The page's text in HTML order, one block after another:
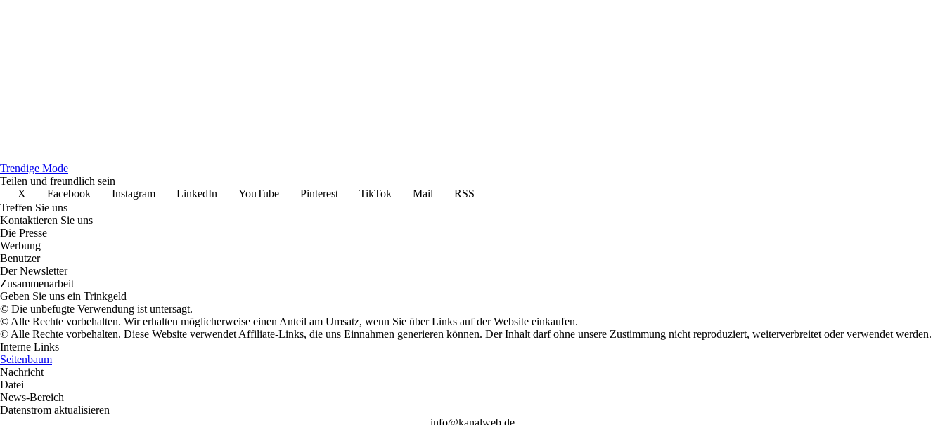
Trendige Mode
Teilen und freundlich sein
X
Facebook Instagram LinkedIn YouTube Pinterest TikTok Mail
RSS
Treffen Sie uns
Kontaktieren Sie uns
Die Presse
Werbung
Benutzer
Der Newsletter
Zusammenarbeit
Geben Sie uns ein Trinkgeld
© Die unbefugte Verwendung ist untersagt.
© Alle Rechte vorbehalten. Wir erhalten möglicherweise einen Anteil am Umsatz, wenn Sie über Links auf der Website einkaufen.
© Alle Rechte vorbehalten. Diese Website verwendet Affiliate-Links, die uns Einnahmen generieren können. Der Inhalt darf ohne unsere Zustimmung nicht reproduziert, weiterverbreitet oder verwendet werden.
Interne Links
Seitenbaum
Nachricht
Datei
News-Bereich
Datenstrom aktualisieren
info@kanalweb.de